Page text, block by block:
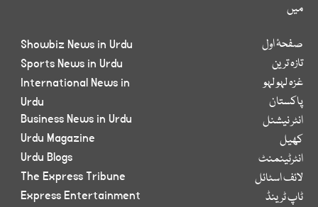
میں
صفحۂ اول
تازہ ترین
غزہ لہو لہو
پاکستان
انٹر نیشنل
کھیل
انٹرٹینمنٹ
لائف اسٹائل
ٹاپ ٹرینڈ
Showbiz News in Urdu
Sports News in Urdu
International News in
Urdu
Business News in Urdu
Urdu Magazine
Urdu Blogs
The Express Tribune
Express Entertainment